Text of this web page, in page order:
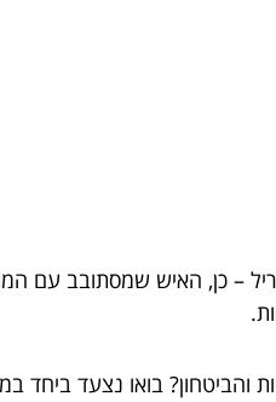
– כן, האיש שמסתובב עם
והביטחון? בואו נצעד